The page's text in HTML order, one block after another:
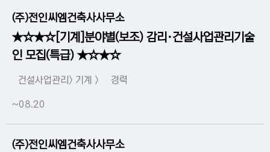
(주)전인씨엠건축사사무소
★☆★☆[기계]분야별(보조) 감리·건설사업관리기술
인 모집(특급) ★☆★☆
건설사업관리> 기계 > 경력
~08.20
(주)전인씨엠건축사사무소